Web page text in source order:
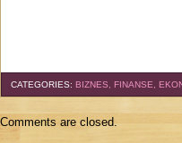
CATEGORIES: BIZNES, FINANSE,
Comments are closed.